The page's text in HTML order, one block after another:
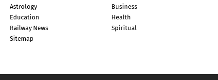
Astrology
Business
Education
Health
Railway News
Spiritual
Sitemap